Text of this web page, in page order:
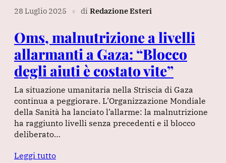
28 Luglio 2025 ∎ di Redazione Esteri
Oms, malnutrizione a livelli
allarmanti a Gaza: “Blocco
degli aiuti è costato vite”
La situazione umanitaria nella Striscia di Gaza
continua a peggiorare. L’Organizzazione Mondiale
della Sanità ha lanciato l’allarme: la malnutrizione
ha raggiunto livelli senza precedenti e il blocco
deliberato…
Leggi tutto